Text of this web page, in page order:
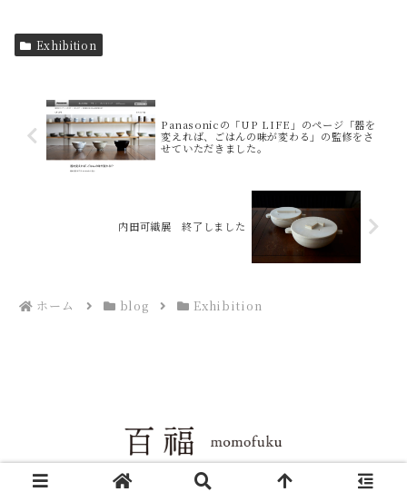
Exhibition
Panasonicの「UP LIFE」のページ「器を
変えれば、ごはんの味が変わる」の監修をさ
せていただきました。
内田可織展 終了しました
ホーム blog Exhibition
Copyright © 2004-2026 百福 All Rights Reserved.